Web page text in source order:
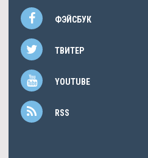
ФЭЙСБУК
ТВИТЕР
YOUTUBE
RSS